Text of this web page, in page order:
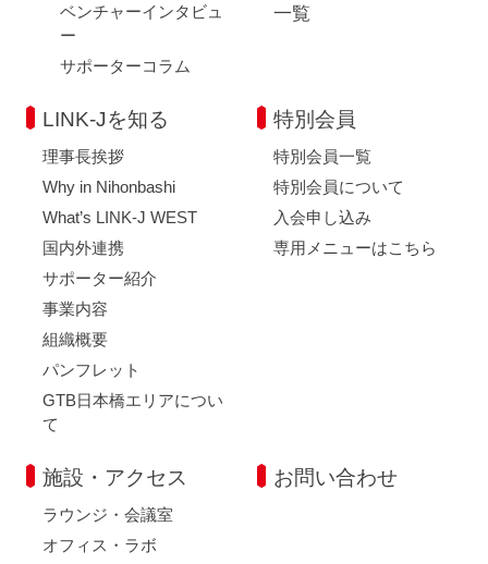
ベンチャーインタビュ
ー
サポーターコラム
一覧
LINK-Jを知る
理事長挨拶
Why in Nihonbashi
What’s LINK-J WEST
国内外連携
サポーター紹介
事業内容
組織概要
パンフレット
GTB日本橋エリアについ
て
特別会員
特別会員一覧
特別会員について
入会申し込み
専用メニューはこちら
施設・アクセス
ラウンジ・会議室
オフィス・ラボ
お問い合わせ